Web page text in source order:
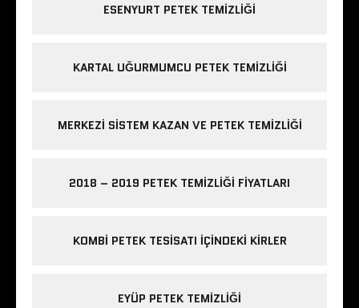
ESENYURT PETEK TEMIZLIĞI
KARTAL UĞURMUMCU PETEK TEMIZLIĞI
MERKEZI SISTEM KAZAN VE PETEK TEMIZLIĞI
2018 – 2019 PETEK TEMIZLIĞI FIYATLARI
KOMBI PETEK TESISATI IÇINDEKI KIRLER
EYÜP PETEK TEMIZLIĞI